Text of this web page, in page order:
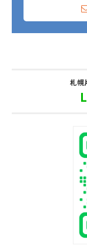
札幌